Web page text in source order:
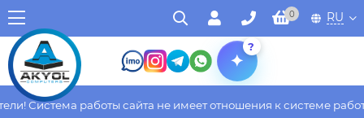
0 RU
?
Система работы сайта не имеет отношения к системе